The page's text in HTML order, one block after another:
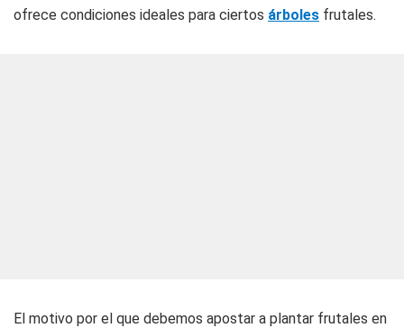
ofrece condiciones ideales para ciertos árboles frutales.
El motivo por el que debemos apostar a plantar frutales en